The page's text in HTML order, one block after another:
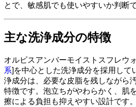
とで、敏感肌でも使いやすいか判断
主な洗浄成分の特徴
オルビスアンバーモイストスフレウ
系]を中心とした洗浄成分を採用して
浄成分は、必要な皮脂を残しながら
特徴です。泡立ちがやわらかく、肌
擦による負担も抑えやすい設計です